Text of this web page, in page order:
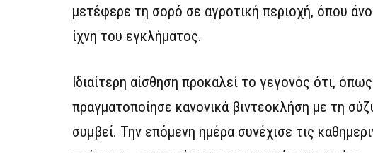
μετέφερε τη σορό σε αγροτική περιοχή, όπου
ίχνη του εγκλήματος.
Ιδιαίτερη αίσθηση προκαλεί το γεγονός ότι,
πραγματοποίησε κανονικά βιντεοκλήση με τη
συμβεί. Την επόμενη ημέρα συνέχισε τις